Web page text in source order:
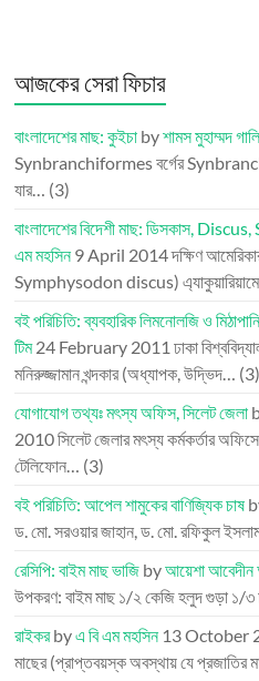
আজকের সেরা ফিচার
বাংলাদেশের মাছ: কুইচা byশামস মুহাম্মদ
Synbranchiformes বর্গের
যার… (3)
বাংলাদেশের বিদেশী মাছ: ডিসকাস,
এম মহসিন9 April 2014দক্ষিণ
Symphysodon discus) এ্যাকুয়ারিয়ামের
বই পরিচিতি: ব্যবহারিক লিমনোলজি ও
টিম24 February 2011 ঢাকা
মনিরুজ্জামান খন্দকার (অধ্যাপক, উদ্ভিদ… (3)
যোগাযোগ তথ্যঃ মৎস্য অফিস, সিলেট জেলা
2010সিলেট জেলার মৎস্য কর্মকর্তার
টেলিফোন… (3)
বই পরিচিতি: আপেল শামুকের বাণিজ্যিক চাষ
ড. মো. সরওয়ার জাহান, ড. মো. রফিকুল
রেসিপি: বাইম মাছ ভাজি byআয়েশা
উপকরণ: বাইম মাছ ১/২ কেজি হলুদ গুড়া ১/৩
রাইকরbyএ বি এম মহসিন 13 October
মাছের (প্রাপ্তবয়স্ক অবস্থায় যে প্রজাতির